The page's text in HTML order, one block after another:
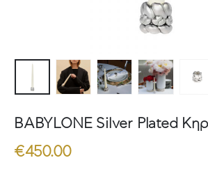
BABYLONE Silver Plated
€450.00